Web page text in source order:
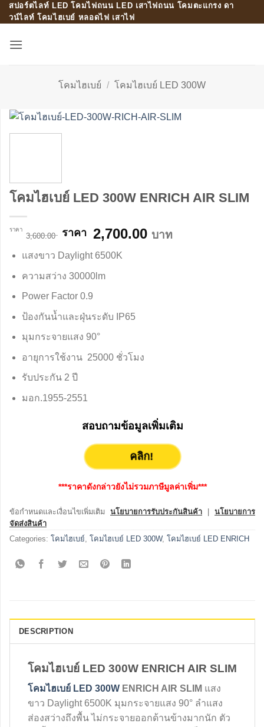
Skip
to
สปอร์ตไลท์ LED โคมไฟถนน LED เสาไฟถนน โคมตะแกรง ดา
วน์ไลท์ โคมไฮเบย์ หลอดไฟ เสาไฟ
โคมไฮเบย์ / โคมไฮเบย์ LED 300W
โคมไฮเบย์ LED 300W ENRICH AIR SLIM
3,600.00
Original
was:
฿3,600.00.
2,700.00Current
บาท
แสงขาว Daylight 6500K
ความสว่าง 30000lm
Power Factor 0.9
ป้องกันน้ำและฝุ่นระดับ IP65
มุมกระจายแสง 90°
อายุการใช้งาน 25000 ชั่วโมง
รับประกัน 2 ปี
มอก.1955-2551
สอบถามข้อมูลเพิ่มเติม
คลิก!
***ราคาดังกล่าวยังไม่รวมภาษีมูลค่าเพิ่ม***
ข้อกำหนดและเงื่อนไขเพิ่มเติม นโยบายการรับประกันสินค้า | นโยบายการ
จัดส่งสินค้า
Categories: โคมไฮเบย์ โคมไฮเบย์ LED 300W, โคมไฮเบย์ LED ENRICH
DESCRIPTION
โคมไฮเบย์ LED 300W ENRICH AIR SLIM
โคมไฮเบย์ LED 300W ENRICH AIR SLIM แสง
ขาว Daylight 6500K มุมกระจายแสง 90° ลำแสง
ส่องสว่างถึงพื้น ไม่กระจายออกด้านข้างมากนัก ตัว